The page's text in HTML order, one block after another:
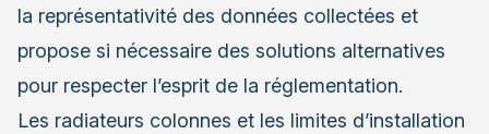
la représentativité des données collectées et
propose si nécessaire des solutions alternatives
pour respecter l’esprit de la réglementation.
Les radiateurs colonnes et les limites d’installation